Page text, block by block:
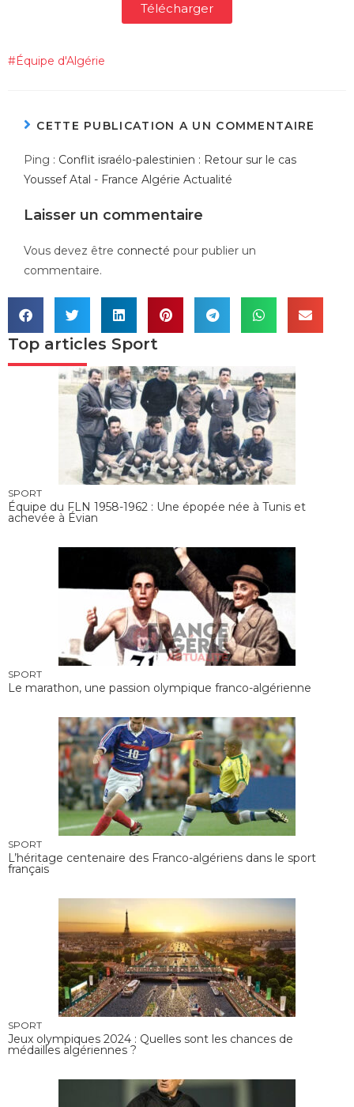
Télécharger
#Équipe d'Algérie
CETTE PUBLICATION A UN COMMENTAIRE
Ping : Conflit israélo-palestinien : Retour sur le cas
Youssef Atal - France Algérie Actualité
Laisser un commentaire
Vous devez être connecté pour publier un
commentaire.
Top articles Sport
SPORT
Équipe du FLN 1958-1962 : Une épopée née à Tunis et
achevée à Évian
SPORT
Le marathon, une passion olympique franco-algérienne
SPORT
L’héritage centenaire des Franco-algériens dans le sport
français
SPORT
Jeux olympiques 2024 : Quelles sont les chances de
médailles algériennes ?